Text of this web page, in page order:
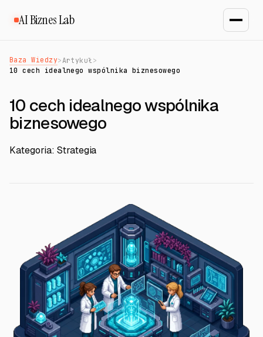
AI Biznes Lab
Baza Wiedzy> Artykuł >
10 cech idealnego wspólnika biznesowego
10 cech idealnego wspólnika
biznesowego
Kategoria: Strategia